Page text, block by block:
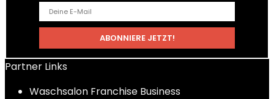
Partner Links
Waschsalon Franchise Business